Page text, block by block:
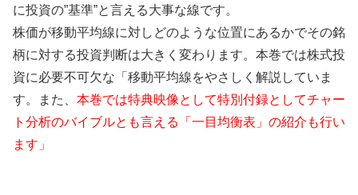
に投資の”基準”と言える大事な線です。
株価が移動平均線に対しどのような位置にあるかでその銘
柄に対する投資判断は大きく変わります。本巻では株式投
資に必要不可欠な「移動平均線をやさしく解説していま
す。また、 本巻では特典映像として特別付録としてチャー
ト分析のバイブルとも言える「一目均衡表」の紹介も行い
ます」